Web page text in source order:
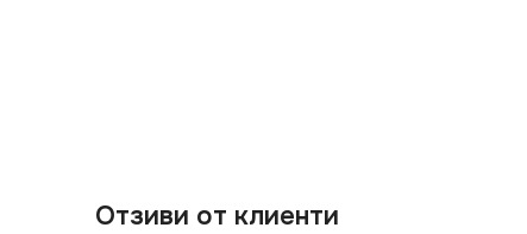
Отзиви от клиенти